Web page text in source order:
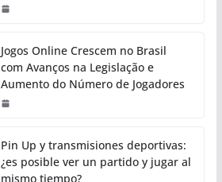
Jogos Online Crescem no Brasil
com Avanços na Legislação e
Aumento do Número de Jogadores
Pin Up y transmisiones deportivas:
¿es posible ver un partido y jugar al
mismo tiempo?